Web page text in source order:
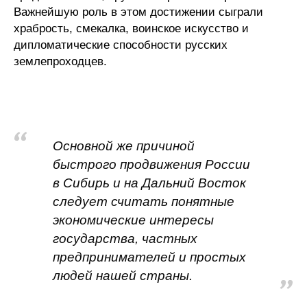
Выпуски
Стандарты оформления
Семинары
Российско-французский семинар
ЦДУ
Важнейшую роль в этом достижении сыграли
храбрость, смекалка, воинское искусство и
дипломатические способности русских
землепроходцев.
Основной же причиной
быстрого продвижения России
в Сибирь и на Дальний Восток
следует считать понятные
экономические интересы
государства, частных
предпринимателей и простых
людей нашей страны.